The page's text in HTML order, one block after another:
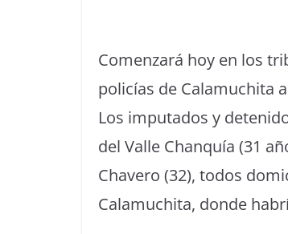
Comenzará hoy en los
policías de Calamuchita
Los imputados y
del Valle Chanquía (31
Chavero (32), todos
Calamuchita, donde